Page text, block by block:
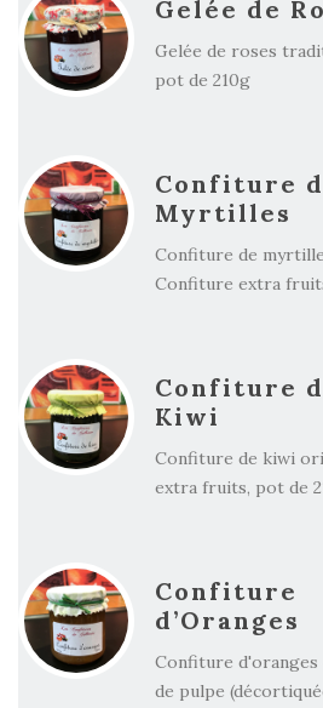
Gelée de
Gelée de roses
pot de 210g
Confiture
Myrtilles
Confiture de
Confiture extra
Confiture
Kiwi
Confiture de kiwi
extra fruits, pot de
Confiture
d’Oranges
Confiture d'oranges
de pulpe